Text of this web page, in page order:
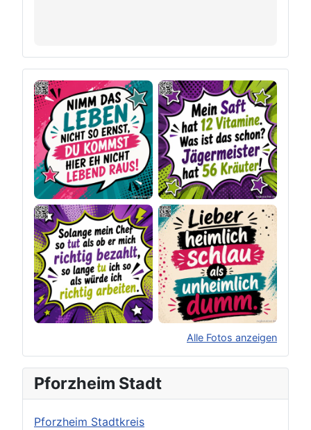
Alle Fotos anzeigen
Original herunterladen
Pforzheim Stadt
Pforzheim Stadtkreis